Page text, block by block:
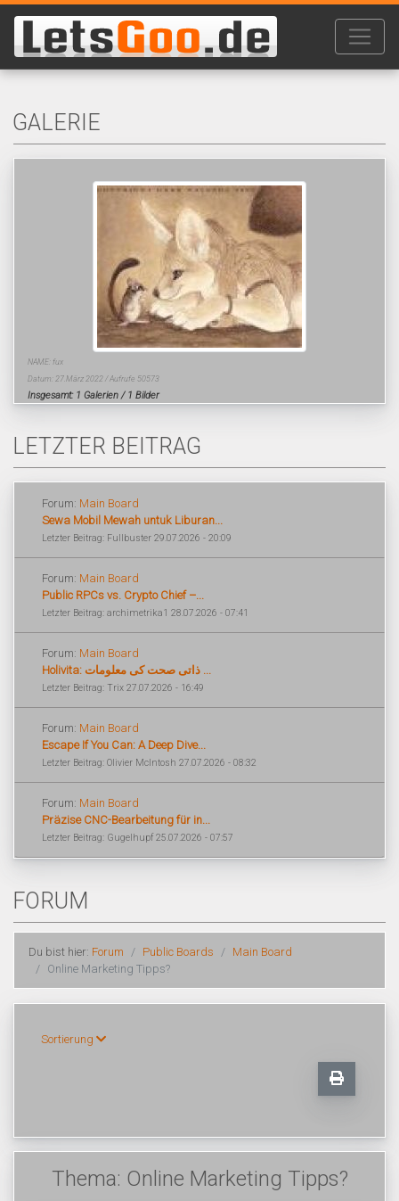
GALERIE
NAME: fux
Datum: 27.März 2022 / Aufrufe 50573
Insgesamt: 1 Galerien / 1 Bilder
LETZTER BEITRAG
Forum: Main Board
Sewa Mobil Mewah untuk Liburan...
Letzter Beitrag: Fullbuster 29.07.2026 - 20:09
Forum: Main Board
Public RPCs vs. Crypto Chief –...
Letzter Beitrag: archimetrika1 28.07.2026 - 07:41
Forum: Main Board
Holivita: ذاتی صحت کی معلومات ...
Letzter Beitrag: Trix 27.07.2026 - 16:49
Forum: Main Board
Escape If You Can: A Deep Dive...
Letzter Beitrag: Olivier McIntosh 27.07.2026 - 08:32
Forum: Main Board
Präzise CNC-Bearbeitung für in...
Letzter Beitrag: Gugelhupf 25.07.2026 - 07:57
FORUM
Du bist hier: Forum Public Boards
Main Board
Online Marketing Tipps?
Sortierung
Thema: Online Marketing Tipps?